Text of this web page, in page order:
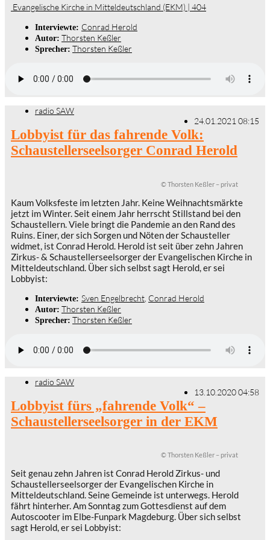
Evangelische Kirche in Mitteldeutschland (EKM) | 404
Interviewte: Conrad Herold
Autor: Thorsten Keßler
Sprecher: Thorsten Keßler
radio SAW
24.01.2021 08:15
Lobbyist für das fahrende Volk:
Schaustellerseelsorger Conrad Herold
© Thorsten Keßler – privat
Kaum Volksfeste im letzten Jahr. Keine Weihnachtsmärkte
jetzt im Winter. Seit einem Jahr herrscht Stillstand bei den
Schaustellern. Viele bringt die Pandemie an den Rand des
Ruins. Einer, der sich Sorgen und Nöten der Schausteller
widmet, ist Conrad Herold. Herold ist seit über zehn Jahren
Zirkus- & Schaustellerseelsorger der Evangelischen Kirche in
Mitteldeutschland. Über sich selbst sagt Herold, er sei
Lobbyist:
Interviewte: Sven Engelbrecht Conrad Herold
Autor: Thorsten Keßler
Sprecher: Thorsten Keßler
radio SAW
13.10.2020 04:58
Lobbyist fürs „fahrende Volk“ –
Schaustellerseelsorger in der EKM
© Thorsten Keßler – privat
Seit genau zehn Jahren ist Conrad Herold Zirkus- und
Schaustellerseelsorger der Evangelischen Kirche in
Mitteldeutschland. Seine Gemeinde ist unterwegs. Herold
fährt hinterher. Am Sonntag zum Gottesdienst auf dem
Autoscooter im Elbe-Funpark Magdeburg. Über sich selbst
sagt Herold, er sei Lobbyist: